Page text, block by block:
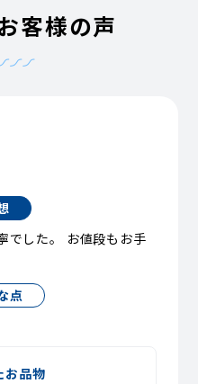
客様の声
でした。 お値段もお手
点
お品物